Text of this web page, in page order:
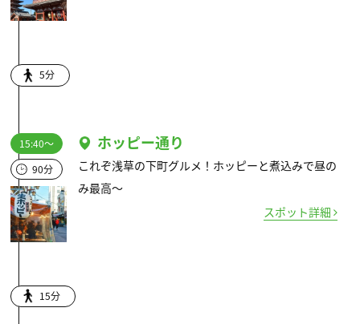
5分
15:40～
90分
ホッピー通り
これぞ浅草の下町グルメ！ホッピーと煮込みで昼の
み最高～
スポット詳細
15分